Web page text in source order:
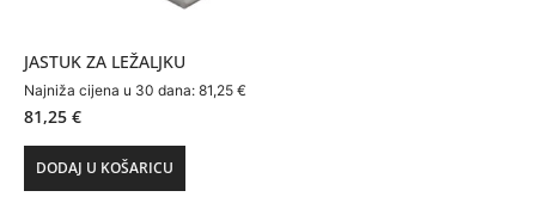
JASTUK ZA LEŽALJKU
Najniža cijena u 30 dana: 81,25 €
81,25 €
DODAJ U KOŠARICU